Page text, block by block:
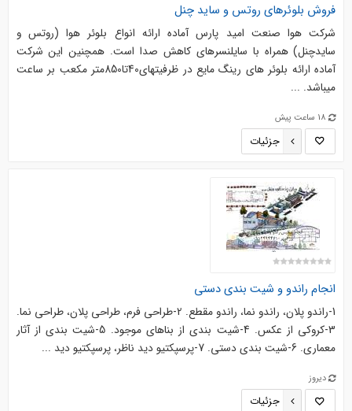
فروش بلوئرهای روتس و ساید چنل
شرکت هوا صنعت امید پارس آماده ارائه انواع بلوئر هوا (روتس و
سایدچنل) همراه با سایلنسرهای کاهش صدا است. همچنین این شرکت
آماده ارائه بلوئر های رینگ مایع در ظرفیتهای40تا850متر مکعب بر ساعت
میباشد. ...
18 ساعت پیش
جزئیات
انجام راندو و شیت بندی دستی
1-راندو پلان، راندو نما، راندو مقطع. 2-طراحی فرم، طراحی پلان، طراحی نما.
3-کروکی از عکس. 4-شیت بندی از بناهای موجود. 5-شیت بندی از آثار
معماری. 6-شیت بندی دستی. 7-پرسپکتیو دید ناظر، پرسپکتیو دید ...
دیروز
جزئیات